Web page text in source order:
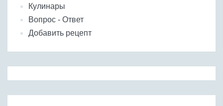
Кулинары
Вопрос - Ответ
Добавить рецепт